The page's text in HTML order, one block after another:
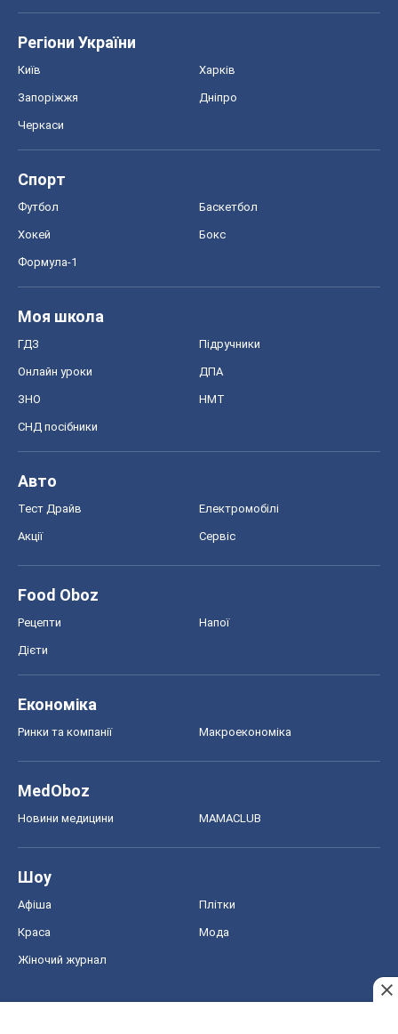
Регіони України
Київ Харків
Запоріжжя Дніпро
Черкаси
Спорт
Футбол Баскетбол
Хокей Бокс
Формула-1
Моя школа
ГДЗ Підручники
Онлайн уроки ДПА
ЗНО НМТ
СНД посібники
Авто
Тест Драйв Електромобілі
Акції Сервіс
Food Oboz
Рецепти Напої
Дієти
Економіка
Ринки та компанії Макроекономіка
MedOboz
Новини медицини MAMACLUB
Шоу
Афіша Плітки
Краса Мода
Жіночий журнал